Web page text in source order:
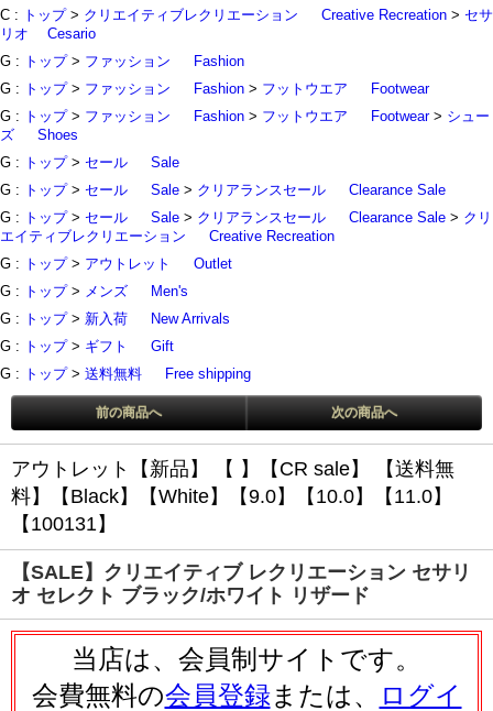
C : トップ> クリエイティブレクリエーション Creative Recreation > セサ
リオ
Cesario
G : トップ> ファッション
Fashion
G : トップ> ファッション Fashion > フットウエア
Footwear
G : トップ> ファッション Fashion > フットウエア Footwear> シュー
ズ
Shoes
G : トップ> セール
Sale
G : トップ> セール Sale > クリアランスセール
Clearance Sale
G : トップ> セール Sale > クリアランスセール Clearance Sale > クリ
エイティブレクリエーション
Creative Recreation
G : トップ> アウトレット
Outlet
G : トップ> メンズ
Men's
G : トップ> 新入荷
New Arrivals
G : トップ> ギフト
Gift
G : トップ> 送料無料 Free shipping
前の商品へ 次の商品へ
アウトレット【新品】 【 】 【CR sale】
【送料無
料】
【Black】 【White】 【9.0】 【10.0】
【11.0】
【100131】
【SALE】クリエイティブ レクリエーション セサリ
オ セレクト ブラック/ホワイト リザード
当店は、会員制サイトです。
会費無料の会員登録または、
ログイ